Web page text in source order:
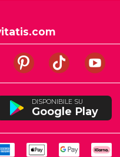
DISPONIBILE SU
Google Play